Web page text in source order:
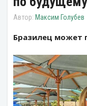
Максим Голубев
Бразилец может